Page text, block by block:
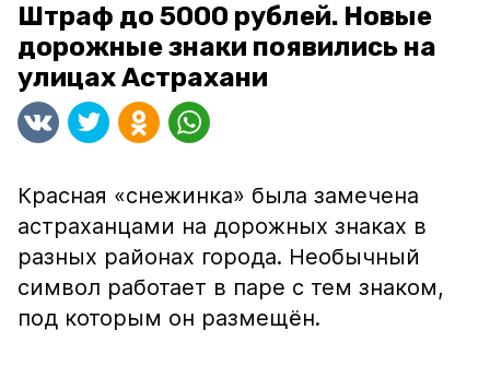
Штраф до 5000 рублей. Новые
дорожные знаки появились на
улицах Астрахани
Красная «снежинка» была замечена
астраханцами на дорожных знаках в
разных районах города. Необычный
символ работает в паре с тем знаком,
под которым он размещён.